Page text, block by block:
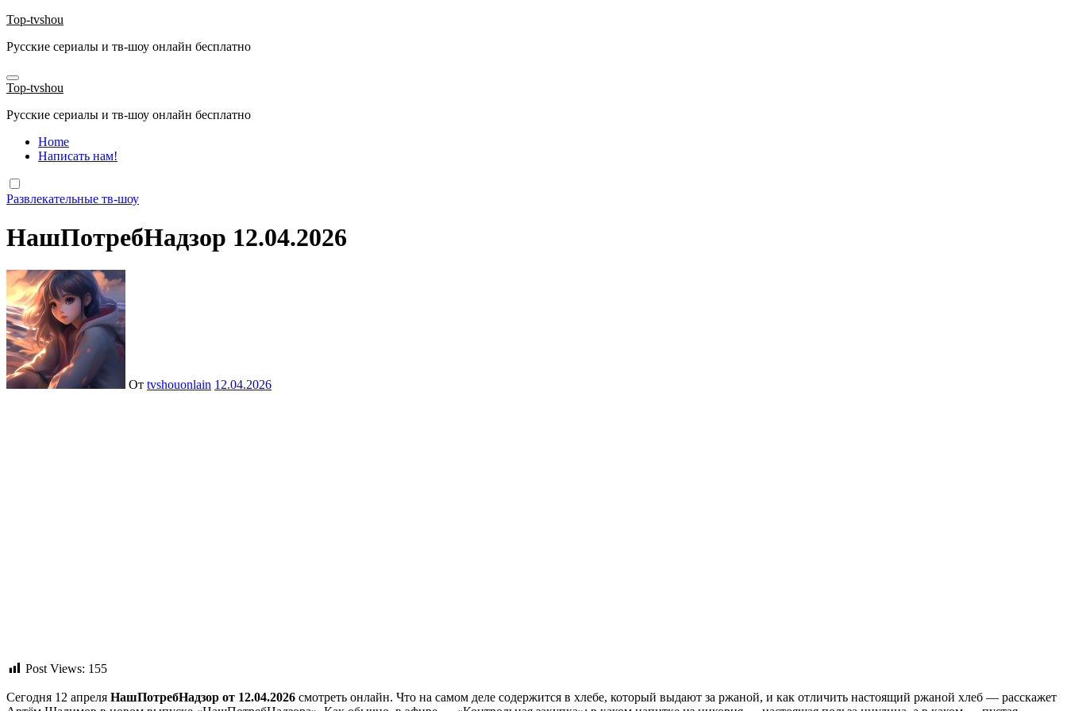
Перейти
содержанию
Top-tvshou
Русские сериалы и тв-шоу онлайн бесплатно
Top-tvshou
Русские сериалы и тв-шоу онлайн бесплатно
Home
Написать нам!
Развлекательные тв-шоу
НашПотребНадзор 12.04.2026
От tvshouonlain 12.04.2026
Post Views: 155
Сегодня 12 апреля НашПотребНадзор от 12.04.2026 смотреть онлайн. Что на самом деле содержится в хлебе, который выдают за ржаной, и как отличить настоящий ржаной хлеб — расскажет